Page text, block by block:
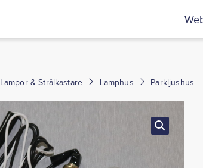
Lampor & Strålkastare Lamphus Parkljushus